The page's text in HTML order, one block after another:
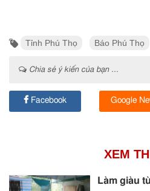
Tỉnh Phú Thọ Báo Phú Thọ
Chia sẻ ý kiến của bạn ...
Facebook Google
XEM
Làm giàu